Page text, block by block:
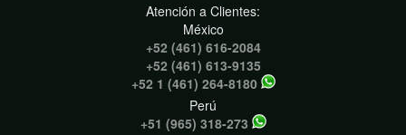
Atención a Clientes:
México
+52 (461) 616-2084
+52 (461) 613-9135
+52 1 (461) 264-8180
Perú
+51 (965) 318-273